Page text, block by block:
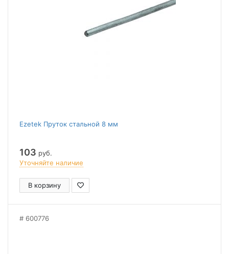
Ezetek Пруток стальной 8 мм
103 руб.
Уточняйте наличие
В корзину
600776